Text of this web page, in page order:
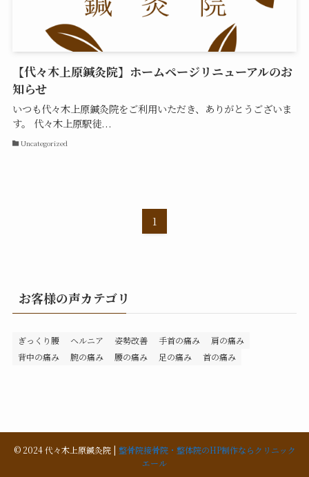
【代々木上原鍼灸院】ホームページリニューアルのお
知らせ
いつも代々木上原鍼灸院をご利用いただき、ありがとうございま
す。 代々木上原駅徒...
Uncategorized
1
お客様の声カテゴリ
ぎっくり腰 ヘルニア 姿勢改善 手首の痛み
肩の痛み
背中の痛み
腕の痛み 腰の痛み 足の痛み 首の痛み
©2024 代々木上原鍼灸院 | 整骨院接骨院・整体院のHP制作ならクリニック
エール